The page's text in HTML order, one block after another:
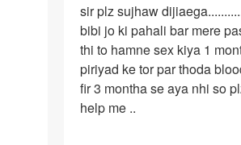
sir
plz
sujhaw
dijiaega......
sir plz sujhaw
bibi jo ki pahali bar mere
thi to hamne sex kiya 1
piriyad ke tor par thoda
fir 3 montha se aya nhi so
help me ..